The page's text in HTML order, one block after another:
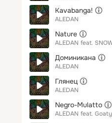
Kavabanga!
ALEDAN
Nature
ALEDAN feat.
Доминикана
ALEDAN
Глянец
ALEDAN
Negro-Mulatto
ALEDAN feat. Goaty